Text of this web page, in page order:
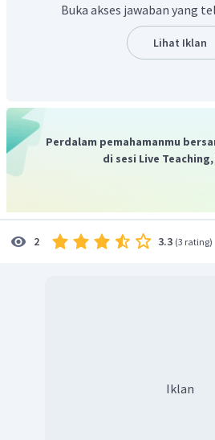
Uap etanol yang merupakan
atas tembaga panas sehingga
gas hidrogen. Pada reaksi ini,
2. Metode kedua: Memanaskan
Untuk membentuk aldehid,
dipanaskan bersama
monokarboksilat jenuh.
Kalsium asetat yang merupakan
monokarboksilat jenuh
Buka akses jawaban yang
Lihat Iklan
Perdalam pemahamanmu
di sesi Live Teaching,
2 3.3 (3 rating)
Iklan